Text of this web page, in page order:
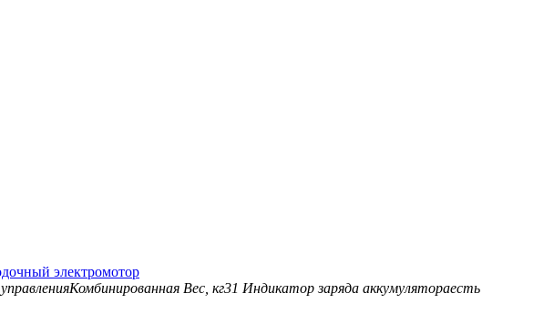
электромотор
Комбинированная Вес, кг31 Индикатор заряда аккумулятораесть